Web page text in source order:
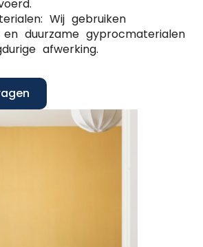
Wij gebruiken
en duurzame gyprocmaterialen
afwerking.